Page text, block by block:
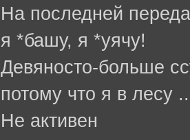
На последней
я *башу, я *уячу!
Девяносто-больше
потому что я в лесу
Не активен